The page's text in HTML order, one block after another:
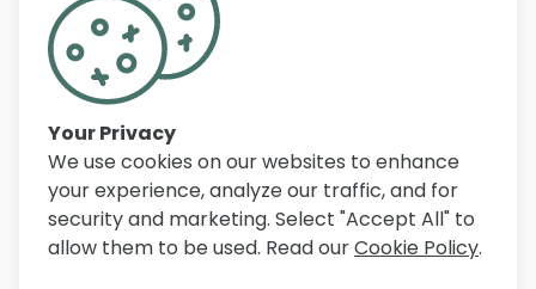
Your Privacy
We use cookies on our websites to enhance
your experience, analyze our traffic, and for
security and marketing. Select "Accept All" to
allow them to be used. Read ourCookie Policy.
Belfurn propose un large assortiment de meubles
de qualité pour le salon, la salle à manger, la
chambre à coucher, le bureau et l’entrée. Avec
des milliers d’articles, des prix compétitifs et un
service personnalisé, nous aidons chaque jour nos
clients en Belgique, aux Pays-Bas et en France à
aménager leur intérieur.